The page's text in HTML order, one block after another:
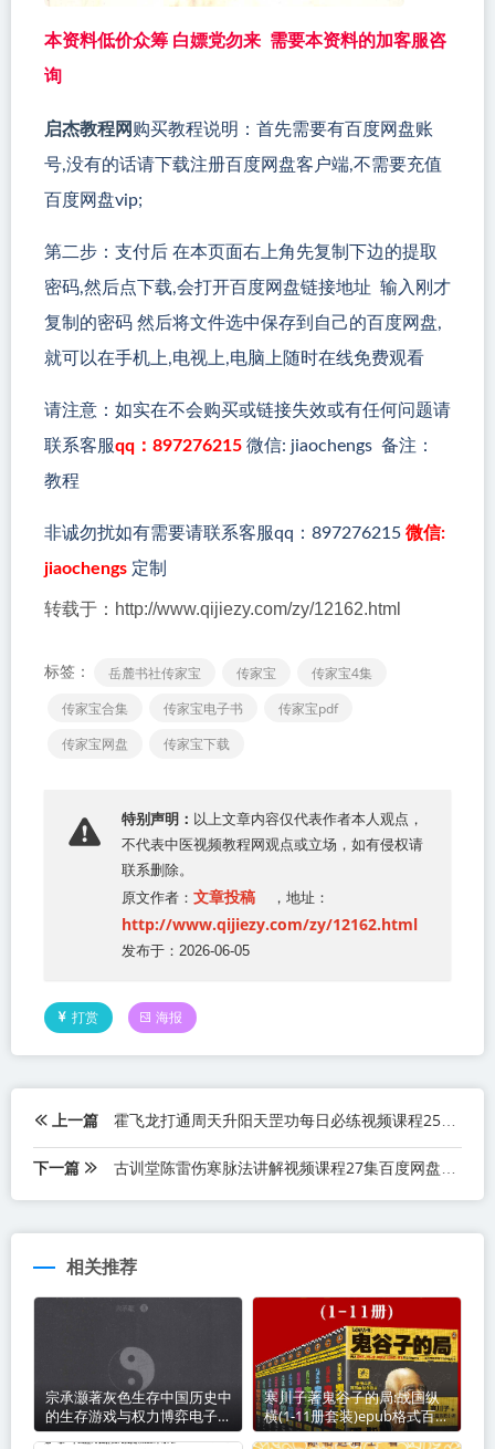
本资料低价众筹 白嫖党勿来 需要本资料的加客服咨
询
启杰教程网购买教程说明：首先需要有百度网盘账
号,没有的话请下载注册百度网盘客户端,不需要充值
百度网盘vip;
第二步：支付后 在本页面右上角先复制下边的提取
密码,然后点下载,会打开百度网盘链接地址 输入刚才
复制的密码 然后将文件选中保存到自己的百度网盘,
就可以在手机上,电视上,电脑上随时在线免费观看
请注意：如实在不会购买或链接失效或有任何问题请
联系客服qq：897276215 微信: jiaochengs 备注：
教程
非诚勿扰如有需要请联系客服qq：897276215 微信:
jiaochengs 定制
转载于：http://www.qijiezy.com/zy/12162.html
标签： 岳麓书社传家宝 传家宝
传家宝4集
传家宝合集
传家宝电子书
传家宝pdf
传家宝网盘
传家宝下载
特别声明： 以上文章内容仅代表作者本人观点，
不代表中医视频教程网观点或立场，如有侵权请
联系删除。
原文作者： 文章投稿 ，地址：
http://www.qijiezy.com/zy/12162.html
发布于：2026-06-05
打赏 海报
上一篇 霍飞龙打通周天升阳天罡功每日必练视频课程25集百度网盘下载学习
下一篇 古训堂陈雷伤寒脉法讲解视频课程27集百度网盘下载学习
相关推荐
宗承灏著灰色生存中国历史中
的生存游戏与权力博弈电子书
pdf百度网盘下载学习
寒川子著鬼谷子的局:战国纵
横(1-11册套装)epub格式百度
网盘下载学习